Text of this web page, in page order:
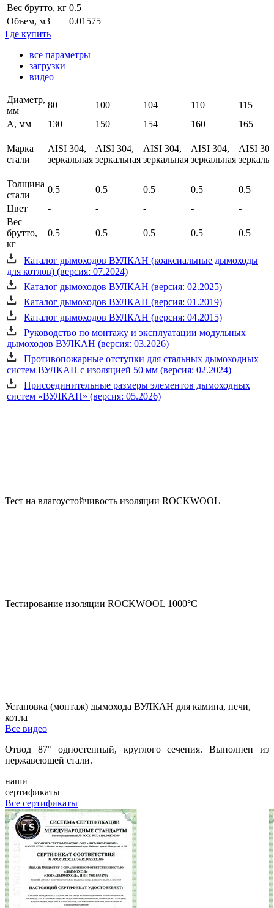
Вес брутто, кг 0.5
Объем, м3
0.01575
Где купить
все параметры
загрузки
видео
Диаметр,
мм
80 100 104 110
115
A, мм
130 150 154 160 165
Марка
стали
AISI 304,
зеркальная
AISI 304,
зеркальная
AISI 304,
зеркальная
AISI 304,
зеркальная
AISI
Толщина
стали
0.5 0.5 0.5 0.5
0.5
Цвет
- - - -
-
Вес
брутто,
кг
0.5 0.5 0.5 0.5 0.5
Каталог дымоходов ВУЛКАН (коаксиальные дымоходы
для котлов) (версия: 07.2024)
Каталог дымоходов ВУЛКАН (версия: 02.2025)
Каталог дымоходов ВУЛКАН (версия: 01.2019)
Каталог дымоходов ВУЛКАН (версия: 04.2015)
Руководство по монтажу и эксплуатации модульных
дымоходов ВУЛКАН (версия: 03.2026)
Противопожарные отступки для стальных дымоходных
систем ВУЛКАН с изоляцией 50 мм (версия: 02.2024)
Присоединительные размеры элементов дымоходных
систем «ВУЛКАН» (версия: 05.2026)
Тест на влагоустойчивость изоляции ROCKWOOL
Тестирование изоляции ROCKWOOL 1000°С
Установка (монтаж) дымохода ВУЛКАН для камина, печи,
котла
Все видео
Отвод 87° одностенный, круглого сечения. Выполнен из
нержавеющей стали.
наши
сертификаты
Все сертификаты